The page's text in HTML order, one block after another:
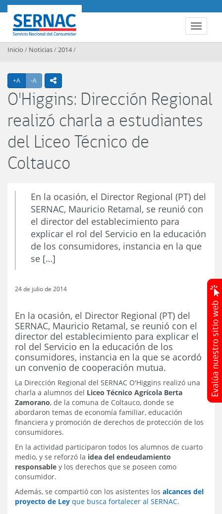
Contenido principal
Toggle
SERNAC
Inicio / Noticias/2014/
+A Agrandar texto
-A Achicar textoicono compartir
O'Higgins: Dirección Regional
realizó charla a estudiantes
del Liceo Técnico de
Coltauco
En la ocasión, el Director Regional (PT) del
SERNAC, Mauricio Retamal, se reunió con
el director del establecimiento para
explicar el rol del Servicio en la educación
de los consumidores, instancia en la que
se […]
24 de julio de 2014
En la ocasión, el Director Regional (PT) del
SERNAC, Mauricio Retamal, se reunió con el
director del establecimiento para explicar el
rol del Servicio en la educación de los
consumidores, instancia en la que se acordó
un convenio de cooperación mutua.
La Dirección Regional del SERNAC O'Higgins realizó una
charla a alumnos del Liceo Técnico Agrícola Berta
Zamorano, de la comuna de Coltauco, donde se
abordaron temas de economía familiar, educación
financiera y promoción de derechos de protección de los
consumidores.
En la actividad participaron todos los alumnos de cuarto
medio, y se reforzó la idea del endeudamiento
responsable y los derechos que se poseen como
consumidor.
Además, se compartió con los asistentes los alcances del
proyecto de Ley que busca fortalecer al SERNAC.